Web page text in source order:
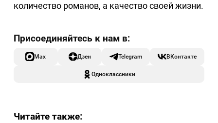
количество романов, а качество своей жизни.
Max Дзен Telegram ВКонтакте
Одноклассники
Читайте также: